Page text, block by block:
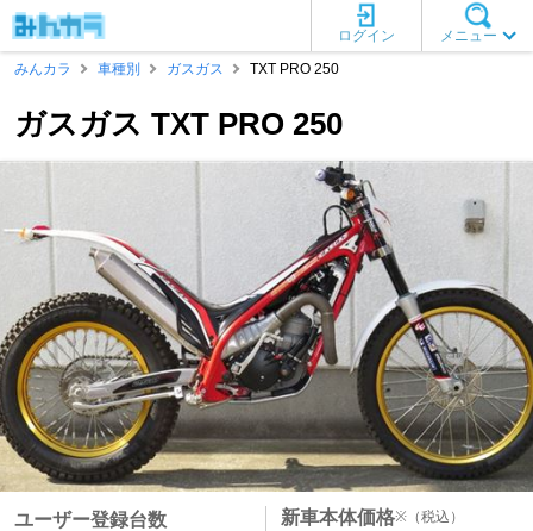
メニュー
ログイン
みんカラ
車種別 ガスガス TXT PRO 250
ガスガス TXT PRO 250
ユーザー登録台数 新車本体価格※ （税込）